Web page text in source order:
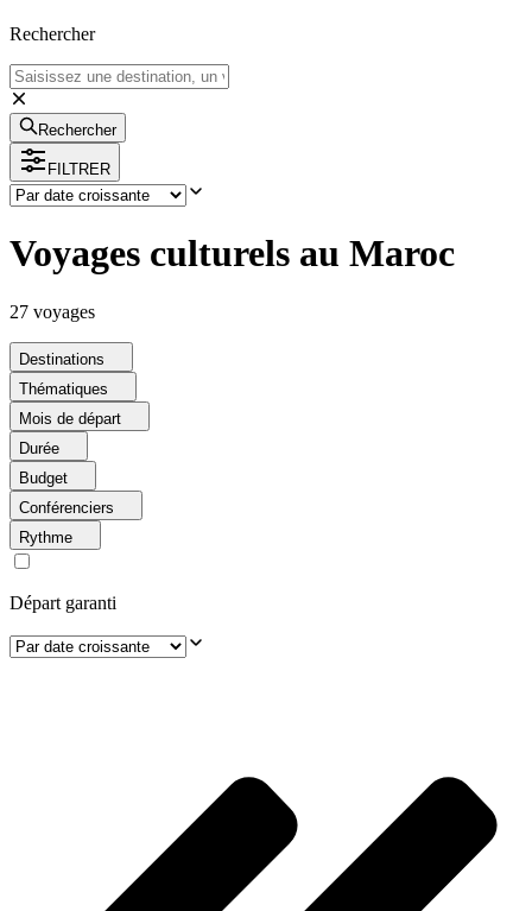
Rechercher
Rechercher
FILTRER
Voyages culturels au Maroc
27 voyages
Destinations
Thématiques
Mois de départ
Durée
Budget
Conférenciers
Rythme
Départ garanti